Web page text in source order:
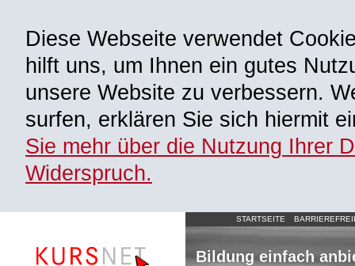
Diese Webseite verwendet
hilft uns, um Ihnen ein gutes
unsere Website zu verbessern.
surfen, erklären Sie sich hiermit
Sie mehr über die Nutzung Ihrer
Widerspruch.
STARTSEITE
Bildung einfach